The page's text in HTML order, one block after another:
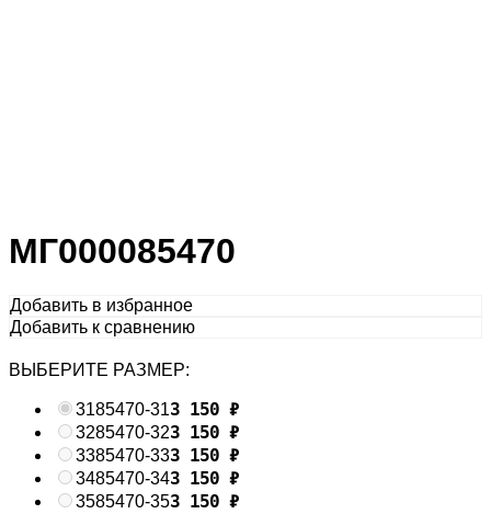
МГ000085470
Добавить в избранное
Добавить к сравнению
ВЫБЕРИТЕ РАЗМЕР:
3185470-313 150 ₽
3285470-323 150 ₽
3385470-333 150 ₽
3485470-343 150 ₽
3585470-353 150 ₽